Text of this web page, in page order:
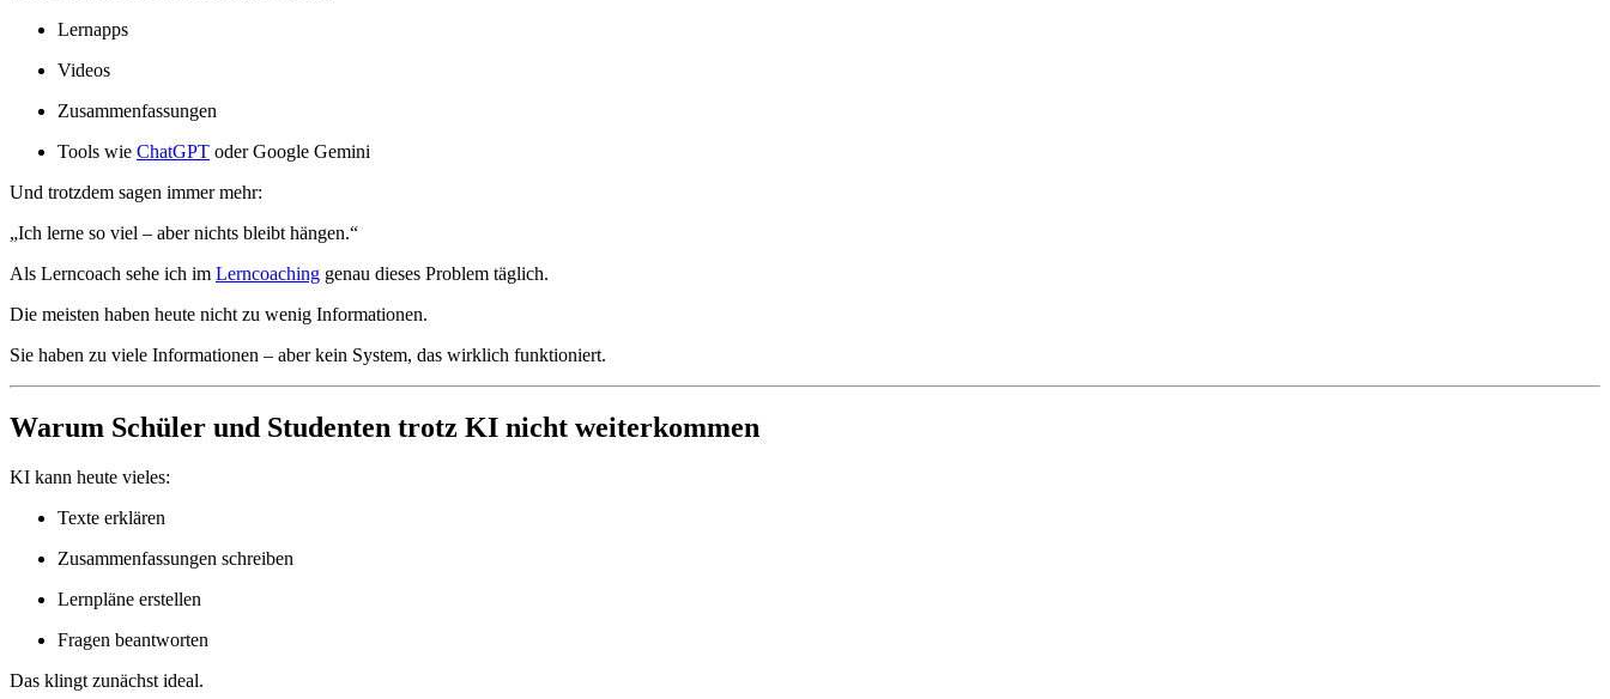
Lernapps
Videos
Zusammenfassungen
Tools wie ChatGPT oder Google Gemini
Und trotzdem sagen immer mehr:
„Ich lerne so viel – aber nichts bleibt hängen.“
Als Lerncoach sehe ich im Lerncoaching genau dieses Problem täglich.
Die meisten haben heute nicht zu wenig Informationen.
Sie haben zu viele Informationen – aber kein System, das wirklich funktioniert.
Warum Schüler und Studenten trotz KI nicht weiterkommen
KI kann heute vieles:
Texte erklären
Zusammenfassungen schreiben
Lernpläne erstellen
Fragen beantworten
Das klingt zunächst ideal.